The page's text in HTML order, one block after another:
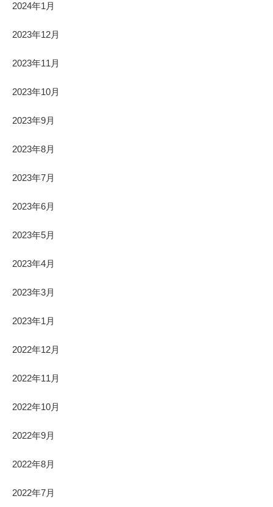
2024年1月
2023年12月
2023年11月
2023年10月
2023年9月
2023年8月
2023年7月
2023年6月
2023年5月
2023年4月
2023年3月
2023年1月
2022年12月
2022年11月
2022年10月
2022年9月
2022年8月
2022年7月